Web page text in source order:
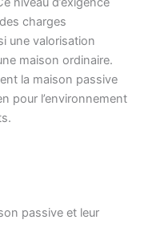
charges
une valorisation
maison ordinaire.
la maison passive
pour l’environnement
passive et leur